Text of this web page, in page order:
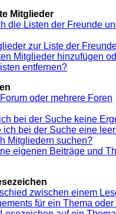
Mitglieder
die Listen der Freunde
zur Liste der
Mitglieder hinzufügen
entfernen?
oder mehrere Foren
bei der Suche keine
ich bei der Suche eine
Mitgliedern suchen?
eigenen Beiträge und
zwischen einem
für ein Thema oder